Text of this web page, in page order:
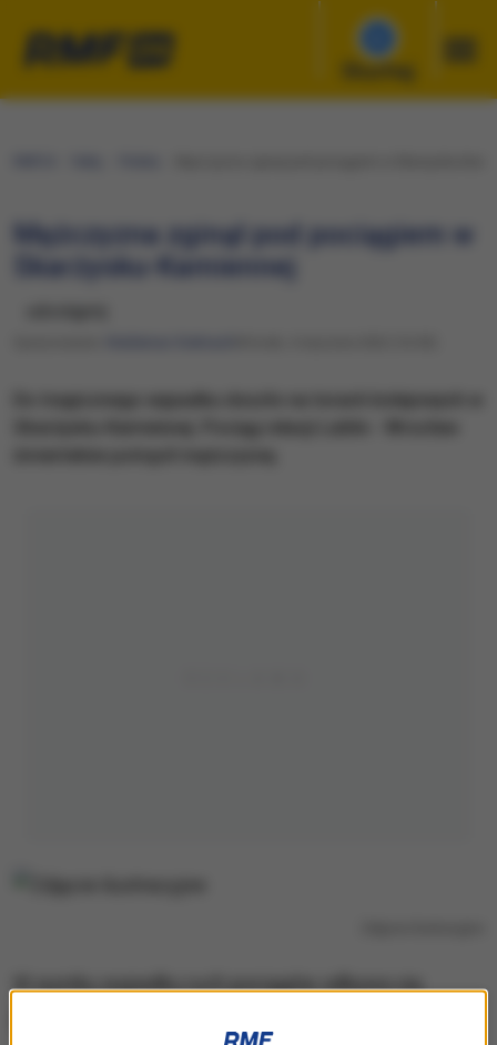
Słuchaj
Mężczyzna zginął pod pociągiem w
Skarżysku-Kamiennej
W wyniku wypadku ruch pociągów odbywa się